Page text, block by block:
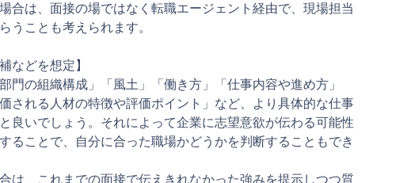
合は、面接の場ではなく転職エージェント経由で、現場担当
うことも考えられます。
などを想定】
門の組織構成」「風土」「働き方」「仕事内容や進め方」
される人材の特徴や評価ポイント」など、より具体的な仕事
良いでしょう。それによって企業に志望意欲が伝わる可能性
ることで、自分に合った職場かどうかを判断することもでき
は、これまでの面接で伝えきれなかった強みを提示しつつ質